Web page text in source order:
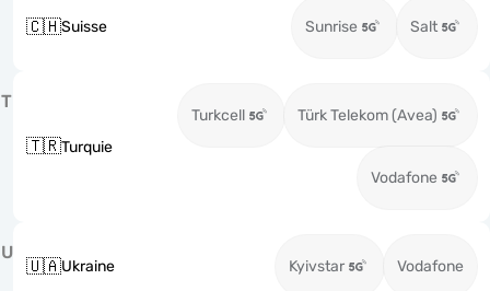
🇨🇭Suisse Sunrise Salt
T
🇹🇷Turquie
Turkcell Türk Telekom (Avea)
Vodafone
U
🇺🇦Ukraine Kyivstar Vodafone